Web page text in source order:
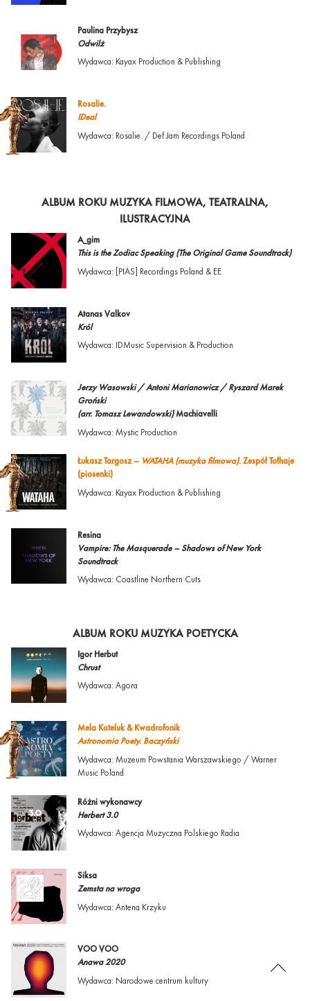
Paulina Przybysz
Odwilż
Wydawca: Kayax Production & Publishing
Rosalie.
IDeal
Wydawca: Rosalie. / Def Jam Recordings Poland
ALBUM ROKU MUZYKA FILMOWA, TEATRALNA,
ILUSTRACYJNA
A_gim
This is the Zodiac Speaking (The Original Game Soundtrack)
Wydawca: [PIAS] Recordings Poland & EE
Atanas Valkov
Król
Wydawca: IDMusic Supervision & Production
Jerzy Wasowski / Antoni Marianowicz / Ryszard Marek
Groński
(arr. Tomasz Lewandowski)Machiavelli
Wydawca: Mystic Production
Łukasz Targosz – WATAHA (muzyka filmowa).Zespół Tołhaje
(piosenki)
Wydawca: Kayax Production & Publishing
Resina
Vampire: The Masquerade – Shadows of New York
Soundtrack
Wydawca: Coastline Northern Cuts
ALBUM ROKU MUZYKA POETYCKA
Igor Herbut
Chrust
Wydawca: Agora
Mela Koteluk & Kwadrofonik
Astronomia Poety. Baczyński
Wydawca: Muzeum Powstania Warszawskiego / Warner
Music Poland
Różni wykonawcy
Herbert 3.0
Wydawca: Agencja Muzyczna Polskiego Radia
Siksa
Zemsta na wroga
Wydawca: Antena Krzyku
VOO VOO
Anawa 2020
Wydawca: Narodowe centrum kultury